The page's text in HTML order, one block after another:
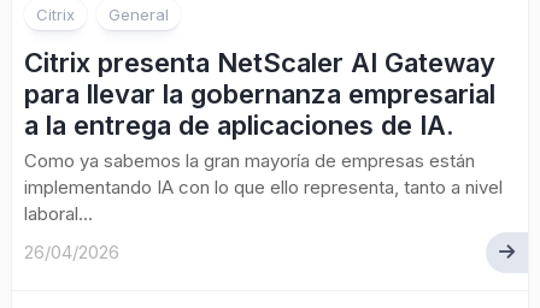
Citrix General
Citrix presenta NetScaler AI Gateway
para llevar la gobernanza empresarial
a la entrega de aplicaciones de IA.
Como ya sabemos la gran mayoría de empresas están
implementando IA con lo que ello representa, tanto a nivel
laboral...
26/04/2026